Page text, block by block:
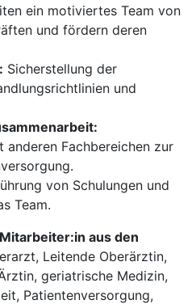
ein motiviertes Team von
und fördern deren
Sicherstellung der
und
anderen Fachbereichen zur
von Schulungen und
Team.
aus den
Leitende Oberärztin,
geriatrische Medizin,
Patientenversorgung,